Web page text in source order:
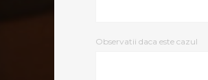
Observatii daca este cazul